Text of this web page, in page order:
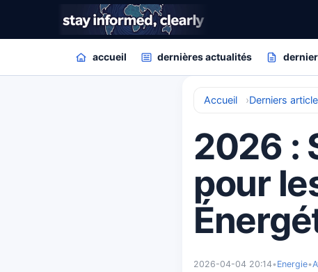
accueil dernières actualités
Accueil Derniers
2026 :
pour
2026-04-04 20:14•Energie•